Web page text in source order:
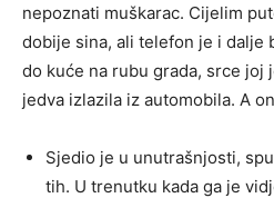
nepoznati muškarac. Cijelim
dobije sina, ali telefon je i dalje
do kuće na rubu grada, srce joj
jedva izlazila iz automobila. A
Sjedio je u unutrašnjosti,
tih. U trenutku kada ga je